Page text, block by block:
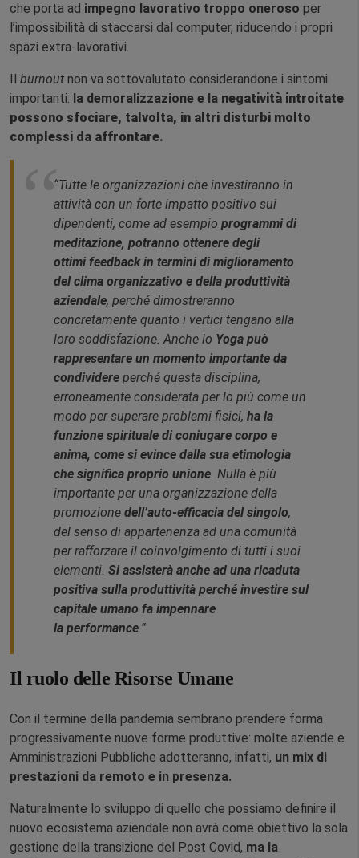
che porta ad impegno lavorativo troppo oneroso per
l’impossibilità di staccarsi dal computer, riducendo i propri
spazi extra-lavorativi.
burnout non va sottovalutato considerandone i sintomi
importanti: la demoralizzazione e la negatività introitate
possono sfociare, talvolta, in altri disturbi molto
complessi da affrontare.
“Tutte le organizzazioni che investiranno in
attività con un forte impatto positivo sui
dipendenti, come ad esempio programmi di
meditazione, potranno ottenere degli
ottimi feedbackin termini di miglioramento
del clima organizzativo e della produttività
aziendale, perché dimostreranno
concretamente quanto i vertici tengano alla
loro soddisfazione. Anche lo Yoga può
rappresentare un momento importante da
condividere perché questa disciplina,
erroneamente considerata per lo più come un
modo per superare problemi fisici, ha la
funzione spirituale di coniugare corpo e
anima, come si evince dalla sua etimologia
che significa proprio unione. Nulla è più
importante per una organizzazione della
promozione dell’auto-efficacia del singolo,
del senso di appartenenza ad una comunità
per rafforzare il coinvolgimento di tutti i suoi
elementi. Si assisterà anche ad una ricaduta
positiva sulla produttività perché investire sul
capitale umano fa impennare
la performance.”
Il ruolo delle Risorse Umane
Con il termine della pandemia sembrano prendere forma
progressivamente nuove forme produttive: molte aziende e
Amministrazioni Pubbliche adotteranno, infatti, un mix di
prestazioni da remoto e in presenza.
Naturalmente lo sviluppo di quello che possiamo definire il
nuovo ecosistema aziendale non avrà come obiettivo la sola
gestione della transizione del Post Covid, ma la